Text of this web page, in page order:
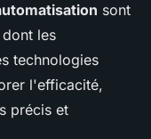
sont
les
technologies
l'efficacité,
précis et